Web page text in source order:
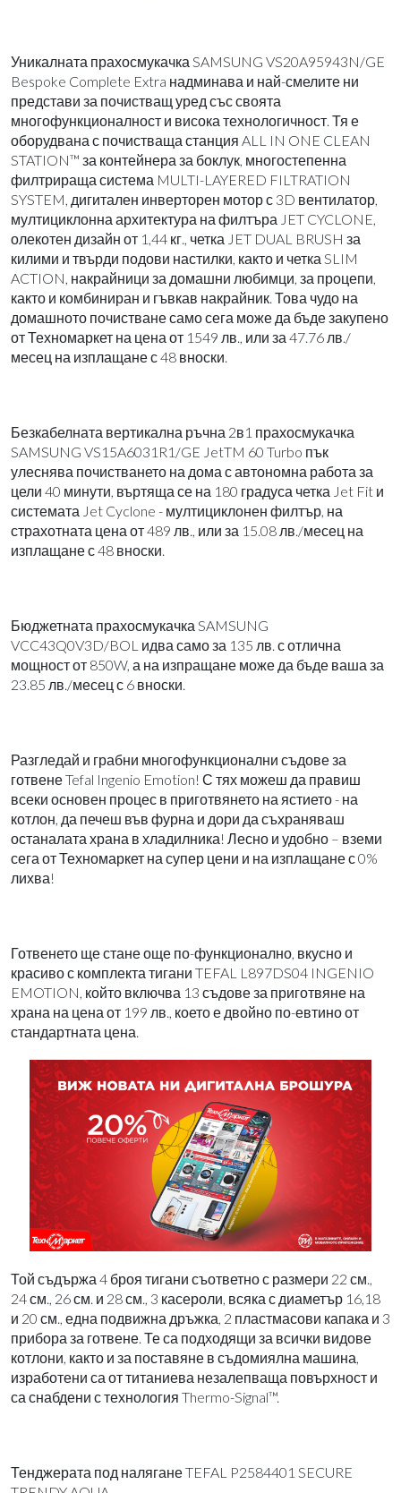
Уникалната прахосмукачка SAMSUNG VS20A95943N/GE
Bespoke Complete Extra надминава и най-смелите ни
представи за почистващ уред със своята
многофункционалност и висока технологичност. Тя е
оборудвана с почистваща станция ALL IN ONE CLEAN
STATION™ за контейнера за боклук, многостепенна
филтрираща система MULTI-LAYERED FILTRATION
SYSTEM, дигитален инверторен мотор с 3D вентилатор,
мултициклонна архитектура на филтъра JET CYCLONE,
олекотен дизайн от 1,44 кг., четка JET DUAL BRUSH за
килими и твърди подови настилки, както и четка SLIM
ACTION, накрайници за домашни любимци, за процепи,
както и комбиниран и гъвкав накрайник. Това чудо на
домашното почистване само сега може да бъде закупено
от Техномаркет на цена от 1549 лв., или за 47.76 лв./
месец на изплащане с 48 вноски.
Безкабелната вертикална ръчна 2в1 прахосмукачка
SAMSUNG VS15A6031R1/GE JetTM 60 Turbo пък
улеснява почистването на дома с автономна работа за
цели 40 минути, въртяща се на 180 градуса четка Jet Fit и
системата Jet Cyclone - мултициклонен филтър, на
страхотната цена от 489 лв., или за 15.08 лв./месец на
изплащане с 48 вноски.
Бюджетната прахосмукачка SAMSUNG
VCC43Q0V3D/BOL идва само за 135 лв. с отлична
мощност от 850W, а на изпращане може да бъде ваша за
23.85 лв./месец с 6 вноски.
Разгледай и грабни многофункционални съдове за
готвене Tefal Ingenio Emotion! С тях можеш да правиш
всеки основен процес в приготвянето на ястието - на
котлон, да печеш във фурна и дори да съхраняваш
останалата храна в хладилника! Лесно и удобно – вземи
сега от Техномаркет на супер цени и на изплащане с 0%
лихва!
Готвенето ще стане още по-функционално, вкусно и
красиво с комплекта тигани TEFAL L897DS04 INGENIO
EMOTION, който включва 13 съдове за приготвяне на
храна на цена от 199 лв., което е двойно по-евтино от
стандартната цена.
Той съдържа 4 броя тигани съответно с размери 22 см.,
24 см., 26 см. и 28 см., 3 касероли, всяка с диаметър 16,18
и 20 см., една подвижна дръжка, 2 пластмасови капака и 3
прибора за готвене. Те са подходящи за всички видове
котлони, както и за поставяне в съдомиялна машина,
изработени са от титаниева незалепваща повърхност и
са снабдени с технология Thermo-Signal™.
Тенджерата под налягане TEFAL P2584401 SECURE